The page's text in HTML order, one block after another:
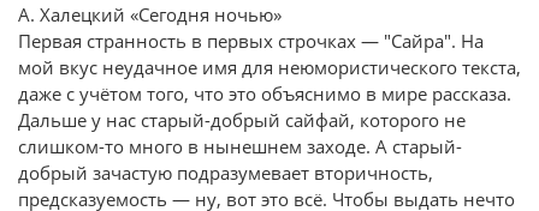
А. Халецкий «Сегодня ночью»
Первая странность в первых строчках — "Сайра". На
мой вкус неудачное имя для неюмористического текста,
даже с учётом того, что это объяснимо в мире рассказа.
Дальше у нас старый-добрый сайфай, которого не
слишком-то много в нынешнем заходе. А старый-
добрый зачастую подразумевает вторичность,
предсказуемость — ну, вот это всё. Чтобы выдать нечто